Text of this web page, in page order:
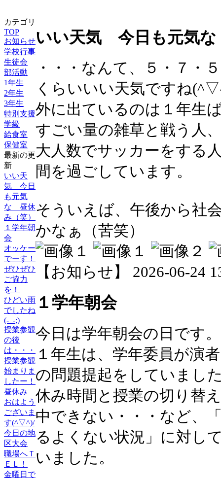
カテゴリ
TOP
お知らせ
学校行事
生徒会
部活動
1年生
2年生
3年生
特別支援
学級
給食室
保健室
最新の更
新
いい天
気 今日
も元気
な 昼休
み（笑）
１学年朝
会
オッケー
でーす！
ぜひぜひ
ご協力
を！
ひどい雨
でしたね
(-_-;)
授業参観
の後
は・・・
授業参観
始まりま
したー！
昼休み
おはよう
ございま
す(^▽^)/
今日の地
区大会
職場へＴ
ＥＬ！
金曜日で
いい天気 今日も元気
・・・なんて、５・７・
くらいいい天気ですね
外に出ているのは１年生
すごい量の雑草と戦う人
大人数でサッカーをする
間を過ごしています。
そういえば、午後から社
かなぁ（苦笑）
【お知らせ】 2026-06-24
１学年朝会
今日は学年朝会の日です。
１年生は、学年委員が演
の問題提起をしていまし
休み時間と授業の切り替
中できない・・・など、
るよくない状況」に対し
いました。